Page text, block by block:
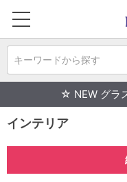
キーワードから探す
☆ NEW グラ
インテリア